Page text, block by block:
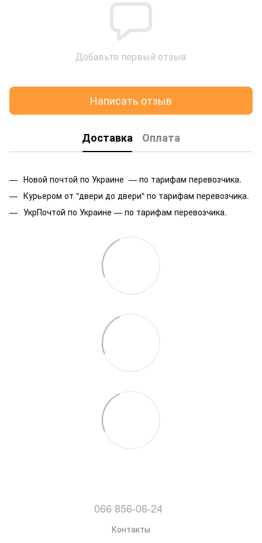
Добавьте первый отзыв
Написать отзыв
Доставка Оплата
Новой почтой по Украине — по тарифам перевозчика.
Курьером от "двери до двери" по тарифам перевозчика.
УкрПочтой по Украине — по тарифам перевозчика.
066 856-06-24
Контакты